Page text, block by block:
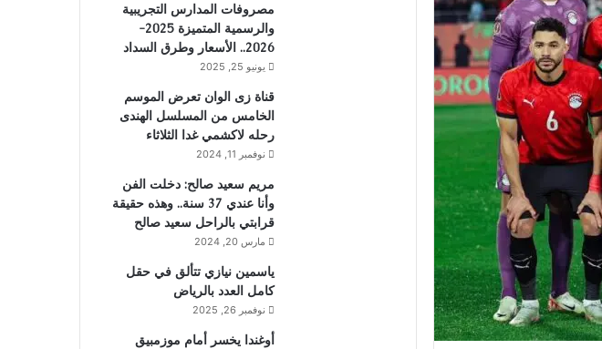
مصروفات المدارس التجريبية
والرسمية المتميزة 2025-
2026.. الأسعار وطرق السداد
يونيو 25, 2025
قناة زى الوان تعرض الموسم
الخامس من المسلسل الهندى
رحله لاكشمي غدا الثلاثاء
نوفمبر 11, 2024
مريم سعيد صالح: دخلت الفن
وأنا عندي 37 سنة.. وهذه حقيقة
قرابتي بالراحل سعيد صالح
مارس 20, 2024
ياسمين نيازي تتألق في حقل
كامل العدد بالرياض
نوفمبر 26, 2025
أوغندا يخسر أمام موزمبيق